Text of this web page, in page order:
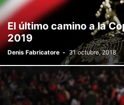
INFERIORES INSTITUCIONALES
El último camino a la
2019
Denis Fabricatore - 31 octubre, 2018